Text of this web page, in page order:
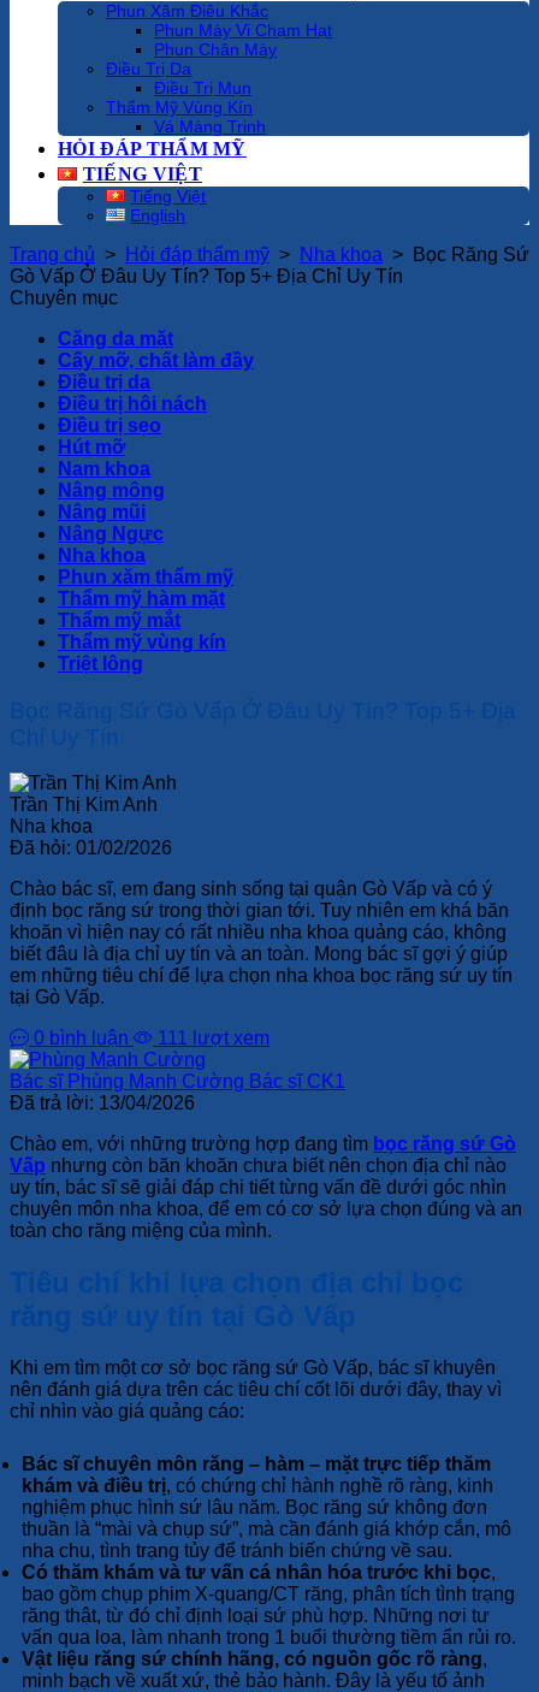
Phun Xăm Điêu Khắc
Phun Mày Vi Chạm Hạt
Phun Chân Mày
Điều Trị Da
Điều Trị Mụn
Thẩm Mỹ Vùng Kín
Vá Màng Trinh
HỎI ĐÁP THẨM MỸ
TIẾNG VIỆT
Tiếng Việt
English
Trang chủ > Hỏi đáp thẩm mỹ > Nha khoa > Bọc Răng Sứ
Gò Vấp Ở Đâu Uy Tín? Top 5+ Địa Chỉ Uy Tín
Chuyên mục
Căng da mặt
Cấy mỡ, chất làm đầy
Điều trị da
Điều trị hôi nách
Điều trị sẹo
Hút mỡ
Nam khoa
Nâng mông
Nâng mũi
Nâng Ngực
Nha khoa
Phun xăm thẩm mỹ
Thẩm mỹ hàm mặt
Thẩm mỹ mắt
Thẩm mỹ vùng kín
Triệt lông
Bọc Răng Sứ Gò Vấp Ở Đâu Uy Tín? Top 5+ Địa
Chỉ Uy Tín
Trần Thị Kim Anh
Nha khoa
Đã hỏi: 01/02/2026
Chào bác sĩ, em đang sinh sống tại quận Gò Vấp và có ý
định bọc răng sứ trong thời gian tới. Tuy nhiên em khá băn
khoăn vì hiện nay có rất nhiều nha khoa quảng cáo, không
biết đâu là địa chỉ uy tín và an toàn. Mong bác sĩ gợi ý giúp
em những tiêu chí để lựa chọn nha khoa bọc răng sứ uy tín
tại Gò Vấp.
0 bình luận
111 lượt xem
Bác sĩ Phùng Mạnh Cường Bác sĩ CK1
Đã trả lời: 13/04/2026
Chào em, với những trường hợp đang tìm bọc răng sứ Gò
Vấp nhưng còn băn khoăn chưa biết nên chọn địa chỉ nào
uy tín, bác sĩ sẽ giải đáp chi tiết từng vấn đề dưới góc nhìn
chuyên môn nha khoa, để em có cơ sở lựa chọn đúng và an
toàn cho răng miệng của mình.
Tiêu chí khi lựa chọn địa chỉ bọc
răng sứ uy tín tại Gò Vấp
Khi em tìm một cơ sở bọc răng sứ Gò Vấp, bác sĩ khuyên
nên đánh giá dựa trên các tiêu chí cốt lõi dưới đây, thay vì
chỉ nhìn vào giá quảng cáo:
Bác sĩ chuyên môn răng – hàm – mặt trực tiếp thăm
khám và điều trị, có chứng chỉ hành nghề rõ ràng, kinh
nghiệm phục hình sứ lâu năm. Bọc răng sứ không đơn
thuần là “mài và chụp sứ”, mà cần đánh giá khớp cắn, mô
nha chu, tình trạng tủy để tránh biến chứng về sau.
Có thăm khám và tư vấn cá nhân hóa trước khi bọc,
bao gồm chụp phim X-quang/CT răng, phân tích tình trạng
răng thật, từ đó chỉ định loại sứ phù hợp. Những nơi tư
vấn qua loa, làm nhanh trong 1 buổi thường tiềm ẩn rủi ro.
Vật liệu răng sứ chính hãng, có nguồn gốc rõ ràng,
minh bạch về xuất xứ, thẻ bảo hành. Đây là yếu tố ảnh